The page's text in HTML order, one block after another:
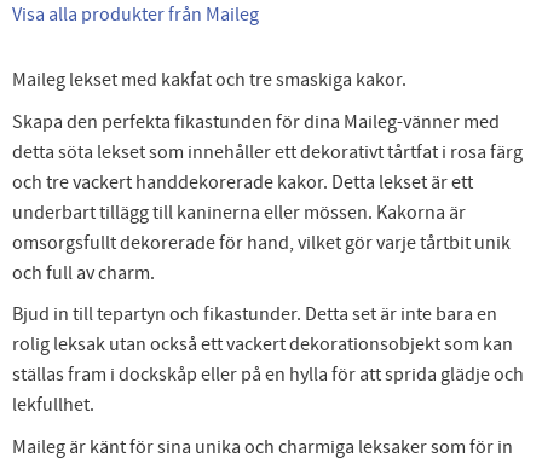
Visa alla produkter från Maileg
Maileg lekset med kakfat och tre smaskiga kakor.
Skapa den perfekta fikastunden för dina Maileg-vänner med
detta söta lekset som innehåller ett dekorativt tårtfat i rosa färg
och tre vackert handdekorerade kakor. Detta lekset är ett
underbart tillägg till kaninerna eller mössen. Kakorna är
omsorgsfullt dekorerade för hand, vilket gör varje tårtbit unik
och full av charm.
Bjud in till tepartyn och fikastunder. Detta set är inte bara en
rolig leksak utan också ett vackert dekorationsobjekt som kan
ställas fram i dockskåp eller på en hylla för att sprida glädje och
lekfullhet.
Maileg är känt för sina unika och charmiga leksaker som för in